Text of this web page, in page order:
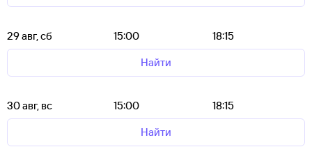
29 авг, сб 15:00
18:15
Найти
30 авг, вс 15:00
18:15
Найти